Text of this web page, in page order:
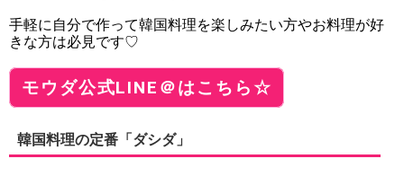
手軽に自分で作って韓国料理を楽しみたい方やお料理が好
きな方は必見です♡
モウダ公式LINE＠はこちら☆
韓国料理の定番「ダシダ」